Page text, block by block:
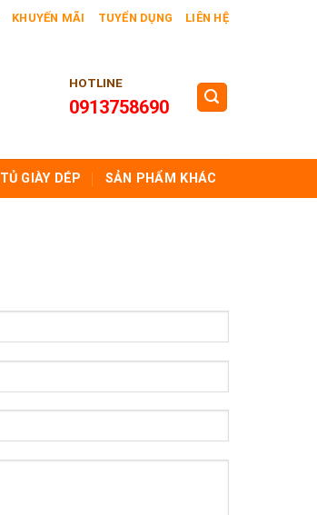
KHUYẾN MÃI TUYỂN DỤNG LIÊN HỆ
HOTLINE
0913758690
TỦ GIÀY DÉP SẢN PHẨM KHÁC